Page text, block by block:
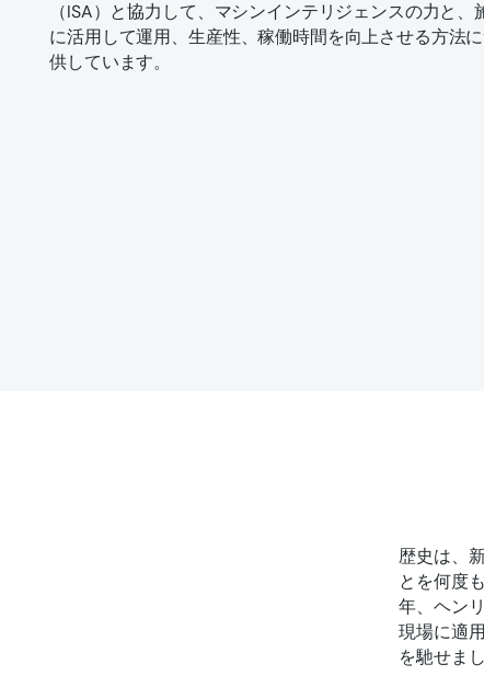
（ISA）と協力して、マシンインテリジェンスの力と
に活用して運用、生産性、稼働時間を向上させる方法
供しています。
歴史は、
とを何度
年、ヘン
現場に適
を馳せまし